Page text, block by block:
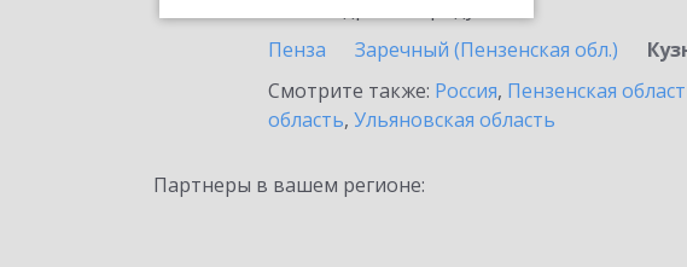
Пенза
Заречный (Пензенская обл.)
Смотрите также: Россия, Пензенская
область, Ульяновская область
Партнеры в вашем регионе: